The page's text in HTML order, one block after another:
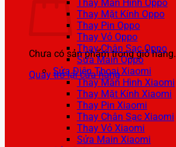
Chưa có sản phẩm trong giỏ hàng.
Quay trở lại cửa hàng
Thay Màn Hình Oppo
Thay Mặt Kính Oppo
Thay Pin Oppo
Thay Vỏ Oppo
Thay Chân Sạc Oppo
Sửa Main Oppo
Sửa Điện Thoại Xiaomi
Thay Màn Hình Xiaomi
Thay Mặt Kính Xiaomi
Thay Pin Xiaomi
Thay Chân Sạc Xiaomi
Thay Vỏ Xiaomi
Sửa Main Xiaomi